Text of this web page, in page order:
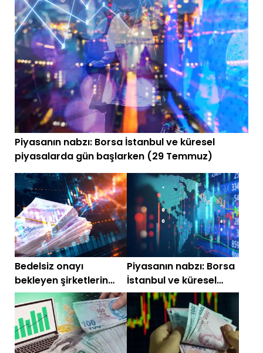
Piyasanın nabzı: Borsa İstanbul ve küresel
piyasalarda gün başlarken (29 Temmuz)
Bedelsiz onayı
bekleyen şirketlerin
güncel listesi!
Piyasanın nabzı: Borsa
İstanbul ve küresel
piyasalarda gün
başlarken (30 Haziran)